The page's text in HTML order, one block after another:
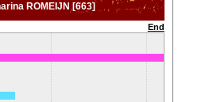
ROMEIJN [663]
End